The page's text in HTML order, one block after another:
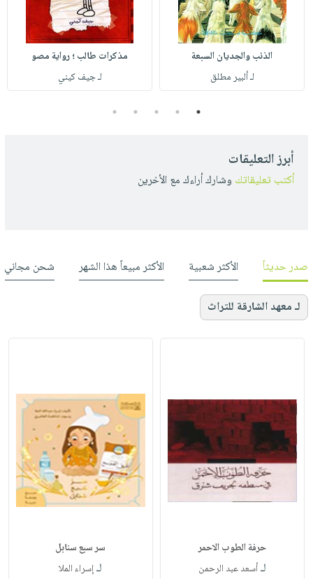
الذئب والجديان السبعة
لـ ألبير مطلق
مذكرات طالب ؛ رواية مصو
لـ جيف كيني
1
2
3
4
5
أبرز التعليقات
أكتب تعليقاتك وشارك أراءك مع الأخرين
صدر حديثاً الأكثر شعبية الأكثر مبيعاً هذا الشهر شحن مجاني
لـ معهد الشارقة للتراث
حرفة الطوب الاحمر
لـأسعد عبد الرحمن
سر سبع سنابل
لـإسراء الملا